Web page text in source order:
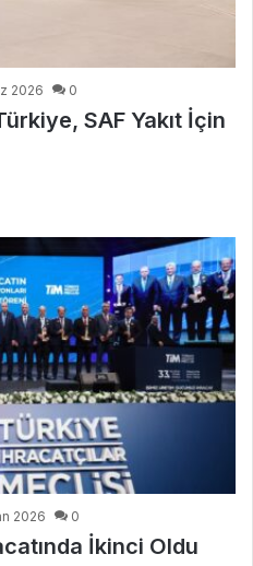
2026 0
SAF Yakıt İçin
2026 0
İkinci Oldu